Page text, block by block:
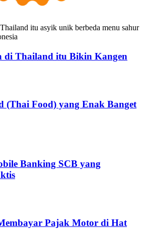
di Thailand itu Bikin Kangen
(Thai Food) yang Enak Banget
Banking SCB yang
Pajak Motor di Hat